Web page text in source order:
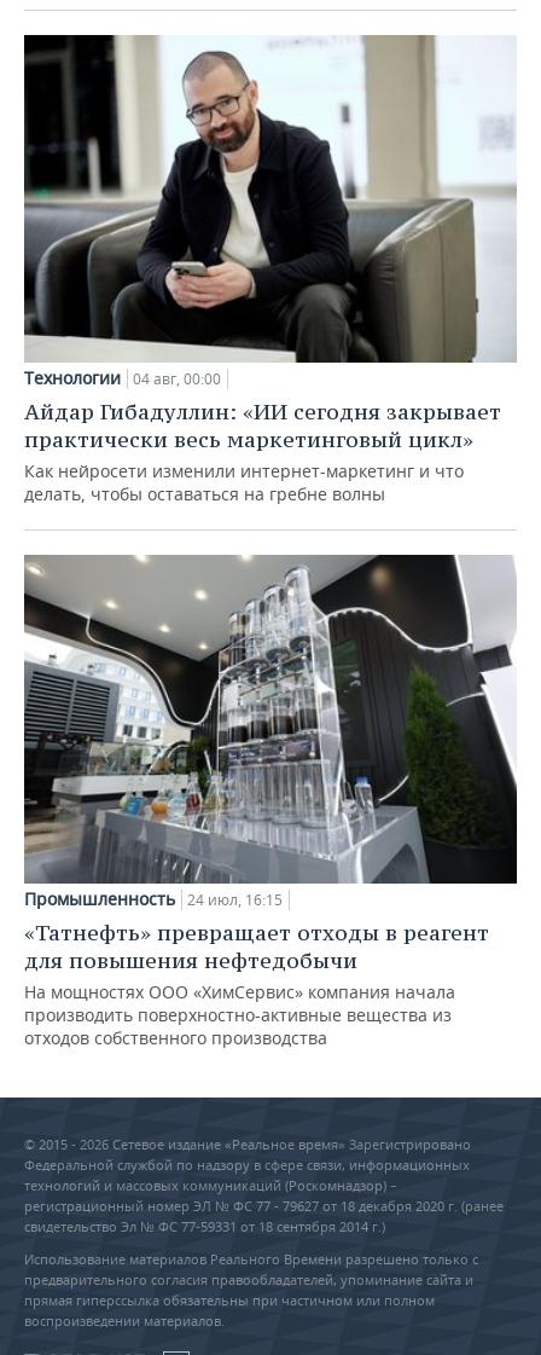
Технологии 04 авг, 00:00
Айдар Гибадуллин: «ИИ сегодня закрывает
практически весь маркетинговый цикл»
Как нейросети изменили интернет-маркетинг и что
делать, чтобы оставаться на гребне волны
Промышленность 24 июл, 16:15
«Татнефть» превращает отходы в реагент
для повышения нефтедобычи
На мощностях ООО «ХимСервис» компания начала
производить поверхностно-активные вещества из
отходов собственного производства
© 2015 - 2026 Сетевое издание «Реальное время» Зарегистрировано
Федеральной службой по надзору в сфере связи, информационных
технологий и массовых коммуникаций (Роскомнадзор) –
регистрационный номер ЭЛ № ФС 77 - 79627 от 18 декабря 2020 г. (ранее
свидетельство Эл № ФС 77-59331 от 18 сентября 2014 г.)
Использование материалов Реального Времени разрешено только с
предварительного согласия правообладателей, упоминание сайта и
прямая гиперссылка обязательны при частичном или полном
воспроизведении материалов.